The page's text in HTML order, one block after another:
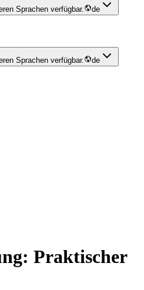
Sprachen verfügbar. de
Sprachen verfügbar. de
Praktischer